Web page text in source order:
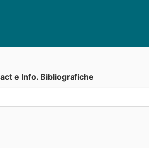
e Info. Bibliografiche